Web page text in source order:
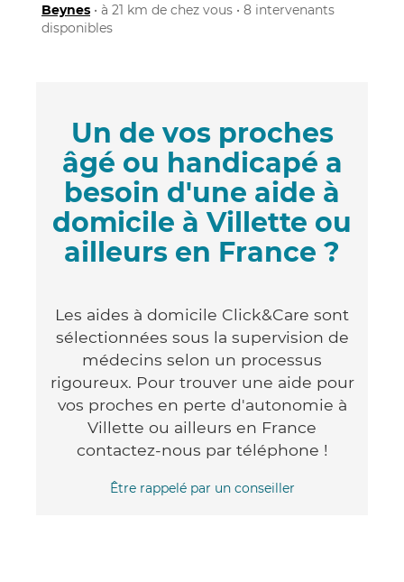
Beynes • à 21 km de chez vous • 8 intervenants
disponibles
Un de vos proches
âgé ou handicapé a
besoin d'une aide à
domicile à Villette ou
ailleurs en France ?
Les aides à domicile Click&Care sont
sélectionnées sous la supervision de
médecins selon un processus
rigoureux. Pour trouver une aide pour
vos proches en perte d'autonomie à
Villette ou ailleurs en France
contactez-nous par téléphone !
Être rappelé par un conseiller